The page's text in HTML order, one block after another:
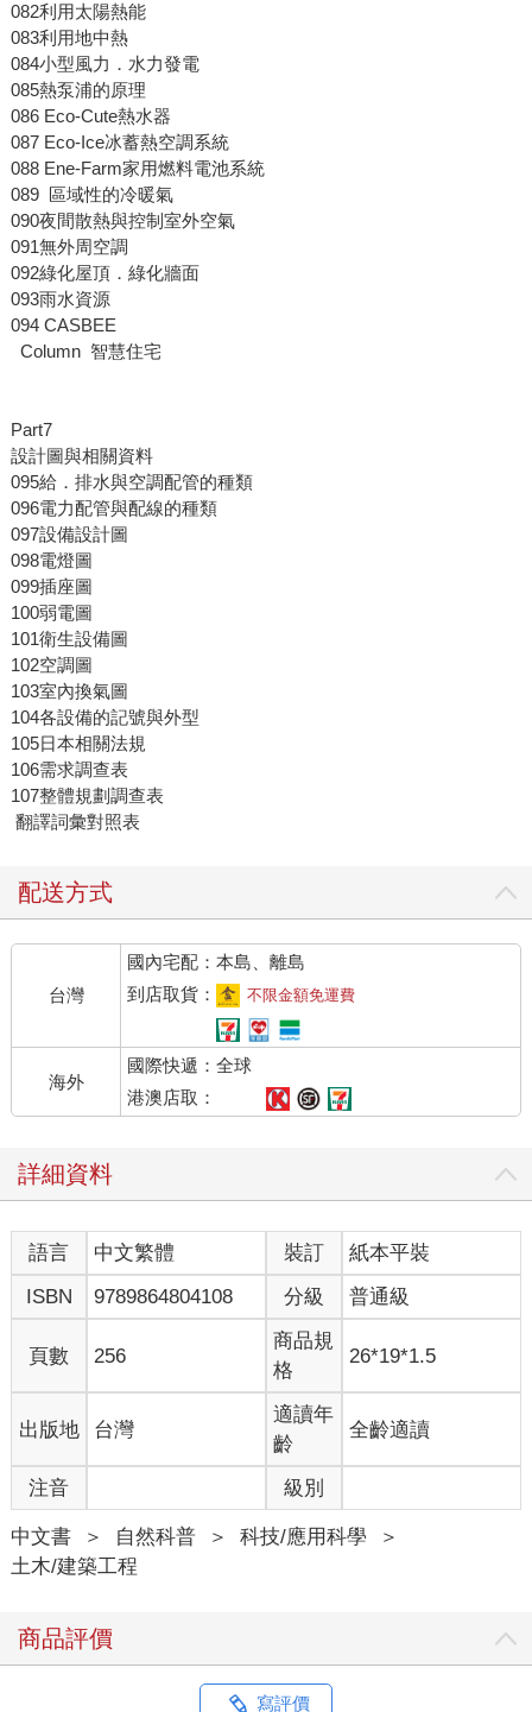
082利用太陽熱能
083利用地中熱
084小型風力．水力發電
085熱泵浦的原理
086 Eco-Cute熱水器
087 Eco-Ice冰蓄熱空調系統
088 Ene-Farm家用燃料電池系統
089 區域性的冷暖氣
090夜間散熱與控制室外空氣
091無外周空調
092綠化屋頂．綠化牆面
093雨水資源
094 CASBEE
Column 智慧住宅
Part7
設計圖與相關資料
095給．排水與空調配管的種類
096電力配管與配線的種類
097設備設計圖
098電燈圖
099插座圖
100弱電圖
101衛生設備圖
102空調圖
103室內換氣圖
104各設備的記號與外型
105日本相關法規
106需求調查表
107整體規劃調查表
翻譯詞彙對照表
配送方式
台灣
國內宅配：本島、離島
到店取貨：
不限金額免運費
海外
國際快遞：全球
港澳店取：
詳細資料
語言 中文繁體 裝訂
紙本平裝
ISBN
9789864804108 分級 普通級
頁數 256
商品規
格
26*19*1.5
出版地 台灣
適讀年
齡
全齡適讀
注音 級別
中文書 ＞ 自然科普 ＞ 科技/應用科學
＞
土木/建築工程
商品評價
寫評價